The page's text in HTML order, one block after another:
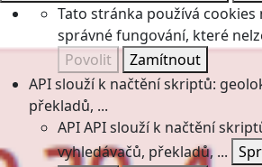
Tato stránka používá
správné fungování, které
Povolit
Zamítnout
API slouží k načtění skriptů:
překladů, ...
APIAPI slouží k načtění
vyhledávačů, překladů, ...